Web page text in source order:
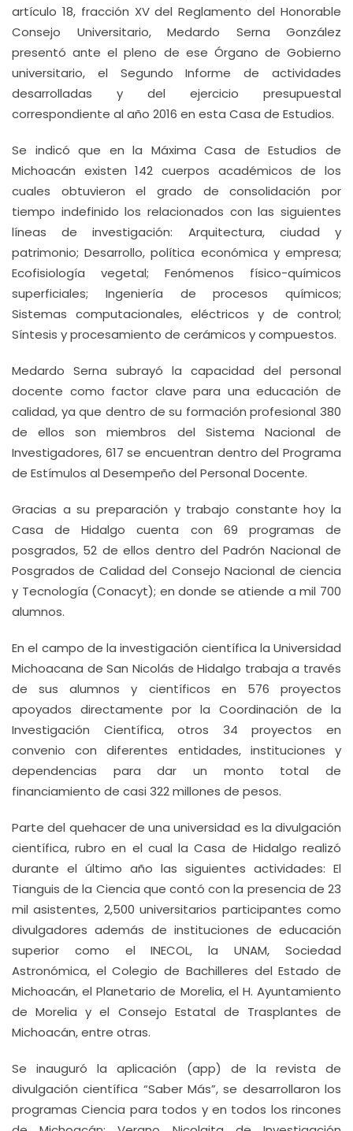
artículo 18, fracción XV del Reglamento del Honorable
Consejo Universitario, Medardo Serna González
presentó ante el pleno de ese Órgano de Gobierno
universitario, el Segundo Informe de actividades
desarrolladas y del ejercicio presupuestal
correspondiente al año 2016 en esta Casa de Estudios.
Se indicó que en la Máxima Casa de Estudios de
Michoacán existen 142 cuerpos académicos de los
cuales obtuvieron el grado de consolidación por
tiempo indefinido los relacionados con las siguientes
líneas de investigación: Arquitectura, ciudad y
patrimonio; Desarrollo, política económica y empresa;
Ecofisiología vegetal; Fenómenos físico-químicos
superficiales; Ingeniería de procesos químicos;
Sistemas computacionales, eléctricos y de control;
Síntesis y procesamiento de cerámicos y compuestos.
Medardo Serna subrayó la capacidad del personal
docente como factor clave para una educación de
calidad, ya que dentro de su formación profesional 380
de ellos son miembros del Sistema Nacional de
Investigadores, 617 se encuentran dentro del Programa
de Estímulos al Desempeño del Personal Docente.
Gracias a su preparación y trabajo constante hoy la
Casa de Hidalgo cuenta con 69 programas de
posgrados, 52 de ellos dentro del Padrón Nacional de
Posgrados de Calidad del Consejo Nacional de ciencia
y Tecnología (Conacyt); en donde se atiende a mil 700
alumnos.
En el campo de la investigación científica la Universidad
Michoacana de San Nicolás de Hidalgo trabaja a través
de sus alumnos y científicos en 576 proyectos
apoyados directamente por la Coordinación de la
Investigación Científica, otros 34 proyectos en
convenio con diferentes entidades, instituciones y
dependencias para dar un monto total de
financiamiento de casi 322 millones de pesos.
Parte del quehacer de una universidad es la divulgación
científica, rubro en el cual la Casa de Hidalgo realizó
durante el último año las siguientes actividades: El
Tianguis de la Ciencia que contó con la presencia de 23
mil asistentes, 2,500 universitarios participantes como
divulgadores además de instituciones de educación
superior como el INECOL, la UNAM, Sociedad
Astronómica, el Colegio de Bachilleres del Estado de
Michoacán, el Planetario de Morelia, el H. Ayuntamiento
de Morelia y el Consejo Estatal de Trasplantes de
Michoacán, entre otras.
Se inauguró la aplicación (app) de la revista de
divulgación científica “Saber Más”, se desarrollaron los
programas Ciencia para todos y en todos los rincones